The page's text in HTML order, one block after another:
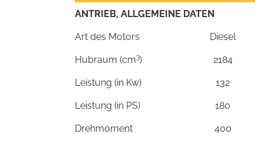
ANTRIEB, ALLGEMEINE DATEN
Art des Motors Diesel
Hubraum (cm3) 2184
Leistung (in Kw) 132
Leistung (in PS) 180
Drehmoment 400